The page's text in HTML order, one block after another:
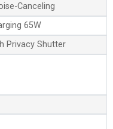
Canceling
65W
Privacy Shutter